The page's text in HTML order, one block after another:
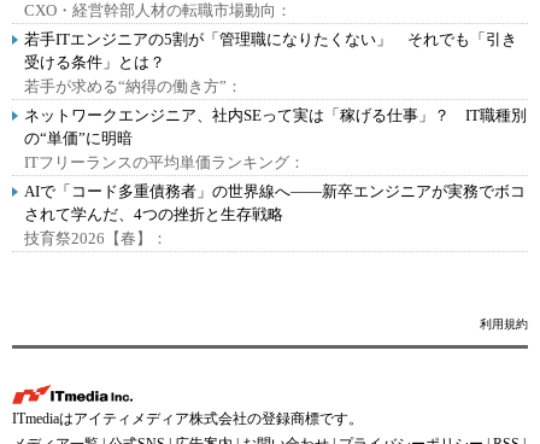
CXO・経営幹部人材の転職市場動向：
若手ITエンジニアの5割が「管理職になりたくない」 それでも「引き
受ける条件」とは？
若手が求める“納得の働き方”：
ネットワークエンジニア、社内SEって実は「稼げる仕事」？ IT職種別
の“単価”に明暗
ITフリーランスの平均単価ランキング：
AIで「コード多重債務者」の世界線へ――新卒エンジニアが実務でボコ
されて学んだ、4つの挫折と生存戦略
技育祭2026【春】：
利用規約
ITmediaはアイティメディア株式会社の登録商標です。